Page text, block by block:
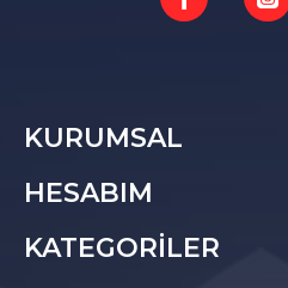
KURUMSAL
HESABIM
KATEGORİLER